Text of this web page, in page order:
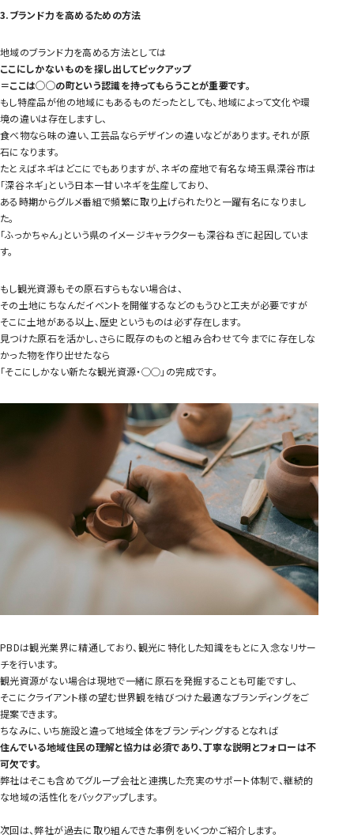
3.ブランド力を高めるための方法
地域のブランド力を高める方法としては
ここにしかないものを探し出してピックアップ
＝ここは◯◯の町という認識を持ってもらうことが重要です。
もし特産品が他の地域にもあるものだったとしても、地域によって文化や環
境の違いは存在しますし、
食べ物なら味の違い、工芸品ならデザインの違いなどがあります。それが原
石になります。
たとえばネギはどこにでもありますが、ネギの産地で有名な埼玉県深谷市は
「深谷ネギ」という日本一甘いネギを生産しており、
ある時期からグルメ番組で頻繁に取り上げられたりと一躍有名になりまし
た。
「ふっかちゃん」という県のイメージキャラクターも深谷ねぎに起因していま
す。
もし観光資源もその原石すらもない場合は、
その土地にちなんだイベントを開催するなどのもうひと工夫が必要ですが
そこに土地がある以上、歴史というものは必ず存在します。
見つけた原石を活かし、さらに既存のものと組み合わせて今までに存在しな
かった物を作り出せたなら
「そこにしかない新たな観光資源・◯◯」の完成です。
PBDは観光業界に精通しており、観光に特化した知識をもとに入念なリサー
チを行います。
観光資源がない場合は現地で一緒に原石を発掘することも可能ですし、
そこにクライアント様の望む世界観を結びつけた最適なブランディングをご
提案できます。
ちなみに、いち施設と違って地域全体をブランディングするとなれば
住んでいる地域住民の理解と協力は必須であり、丁寧な説明とフォローは不
可欠です。
弊社はそこも含めてグループ会社と連携した充実のサポート体制で、継続的
な地域の活性化をバックアップします。
次回は、弊社が過去に取り組んできた事例をいくつかご紹介します。